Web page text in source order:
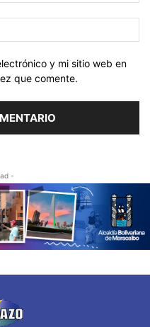
y mi sitio web en
que comente.
-